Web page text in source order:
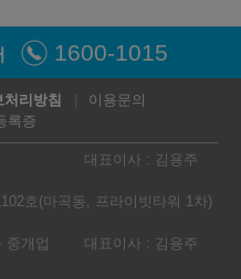
1600-1015
리방침
이용문의
록증
대표이사 : 김용주
호(마곡동, 프라이빗타워 1차)
중개업
대표이사 : 김용주